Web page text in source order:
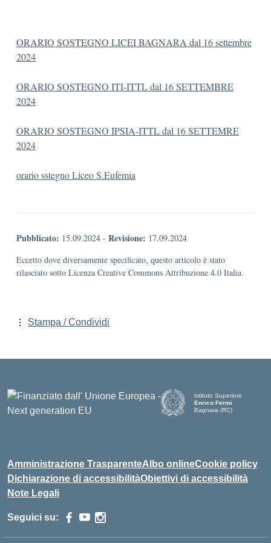
ORARIO SOSTEGNO LICEI BAGNARA dal 16 settembre
2024
ORARIO SOSTEGNO ITI-ITTL dal 16 SETTEMBRE
2024
ORARIO SOSTEGNO IPSIA-ITTL dal 16 SETTEMRE
2024
orario sstegno Liceo S.Eufemia
Pubblicato: 15.09.2024 - Revisione: 17.09.2024
Eccetto dove diversamente specificato, questo articolo è stato
rilasciato sotto Licenza Creative Commons Attribuzione 4.0 Italia.
Stampa / Condividi
Istituto Superiore
Enrico Fermi
Bagnara (RC)
Amministrazione TrasparenteAlbo onlineCookie policy
Dichiarazione di accessibilitàObiettivi di accessibilità
Note Legali
Seguici su: